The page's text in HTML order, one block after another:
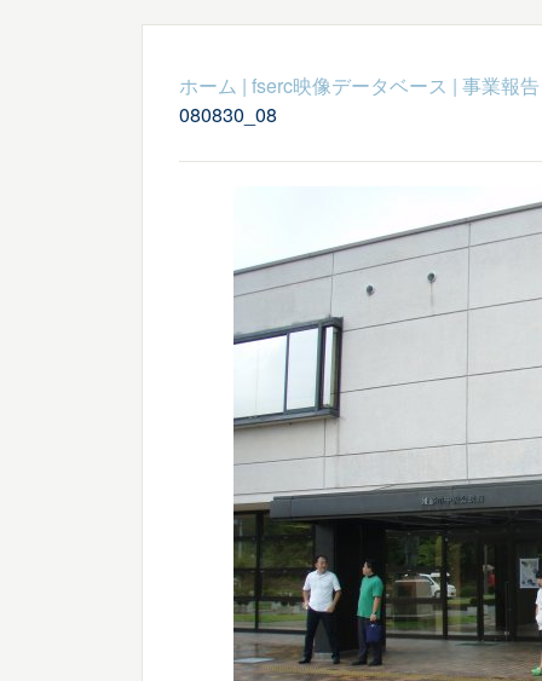
ホーム | fserc映像データベース | 事業報告
080830_08